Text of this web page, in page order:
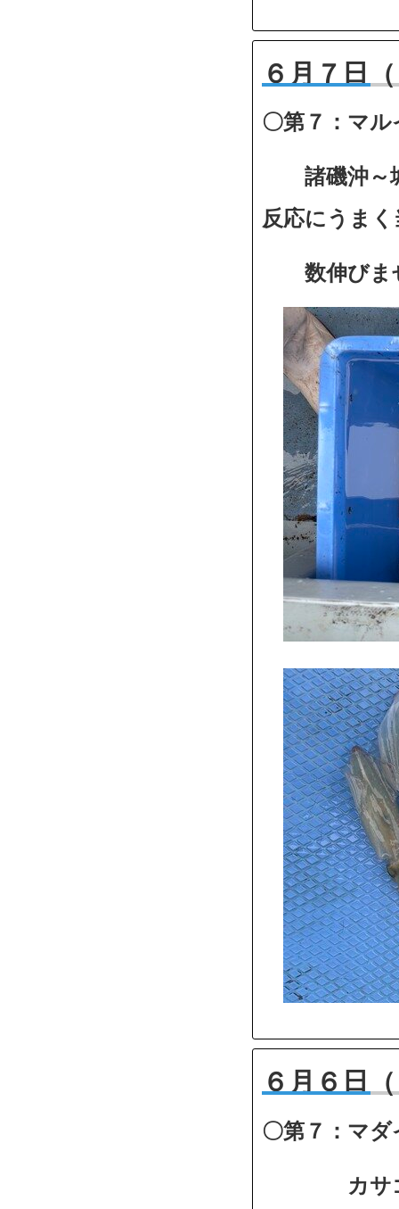
６月７日
〇第７：マ
諸磯沖～城
反応にうま
数伸びま
６月６日
〇第７：マダ
カサゴ船